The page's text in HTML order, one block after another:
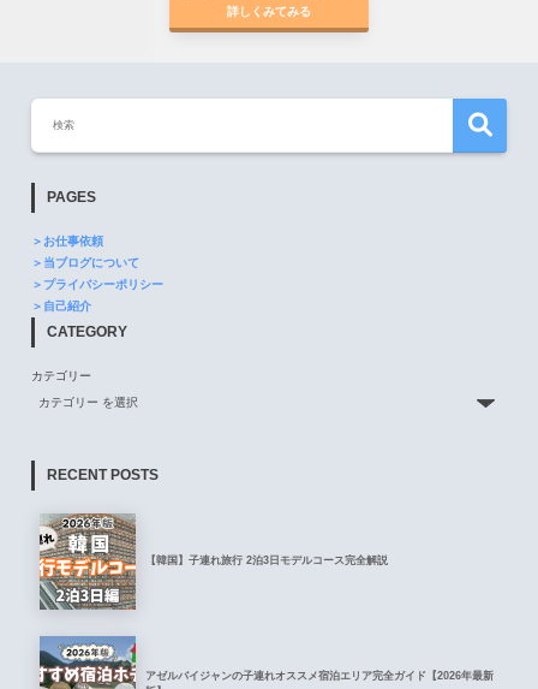
詳しくみてみる
PAGES
＞お仕事依頼
＞当ブログについて
＞プライバシーポリシー
＞自己紹介
CATEGORY
カテゴリー
RECENT POSTS
【韓国】子連れ旅行 2泊3日モデルコース完全解説
アゼルバイジャンの子連れオススメ宿泊エリア完全ガイド【2026年最新